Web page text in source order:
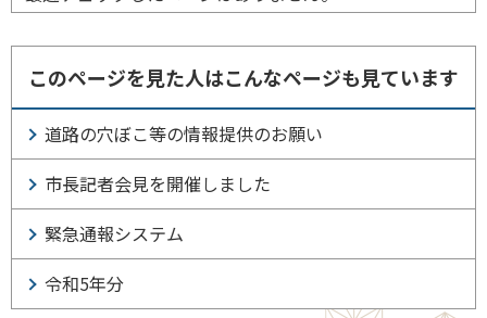
このページを見た人はこんなページも見ています
道路の穴ぼこ等の情報提供のお願い
市長記者会見を開催しました
緊急通報システム
令和5年分